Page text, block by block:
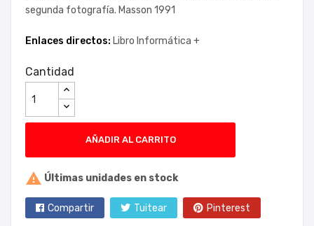
segunda fotografía. Masson 1991
Enlaces directos: Libro Informática +
Cantidad
AÑADIR AL CARRITO
 Últimas unidades en stock
Compartir Tuitear Pinterest